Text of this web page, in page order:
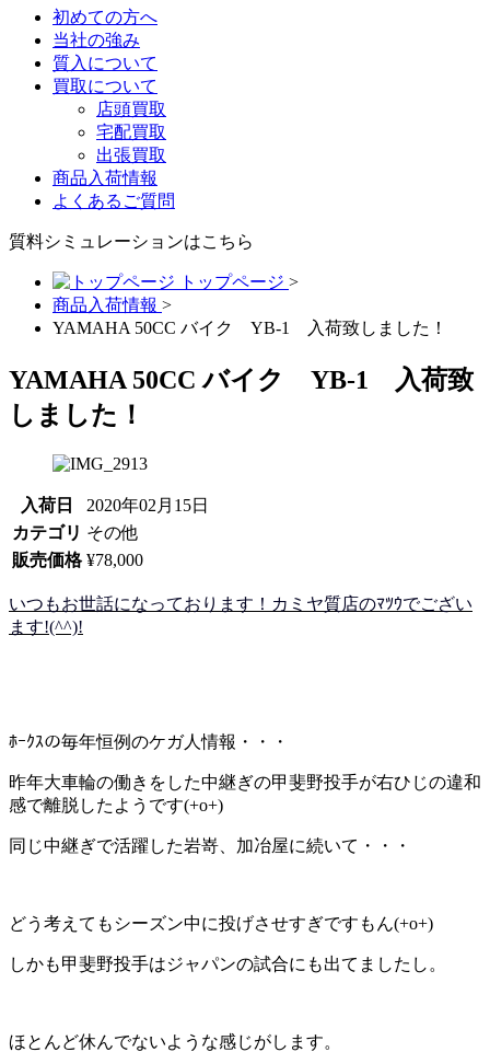
初めての方へ
当社の強み
質入について
買取について
店頭買取
宅配買取
出張買取
商品入荷情報
よくあるご質問
質料シミュレーションはこちら
トップページ >
商品入荷情報 >
YAMAHA 50CC バイク YB-1 入荷致しました！
YAMAHA 50CC バイク YB-1 入荷致
しました！
入荷日
2020年02月15日
カテゴリ その他
販売価格 ¥78,000
いつもお世話になっております！カミヤ質店のﾏﾂｳでござい
ます!(^^)!
ﾎｰｸｽの毎年恒例のケガ人情報・・・
昨年大車輪の働きをした中継ぎの甲斐野投手が右ひじの違和
感で離脱したようです(+o+)
同じ中継ぎで活躍した岩嵜、加冶屋に続いて・・・
どう考えてもシーズン中に投げさせすぎですもん(+o+)
しかも甲斐野投手はジャパンの試合にも出てましたし。
ほとんど休んでないような感じがします。